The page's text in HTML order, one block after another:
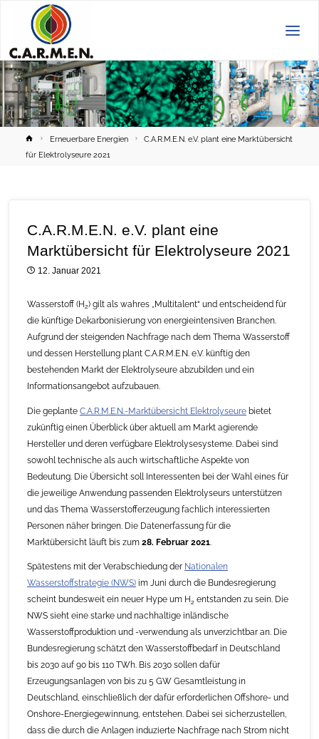
HomeErneuerbare Energien
C.A.R.M.E.N. e.V. plant eine Marktübersicht
für Elektrolyseure 2021
C.A.R.M.E.N. e.V. plant eine
Marktübersicht für Elektrolyseure 2021
12. Januar 2021
Wasserstoff (H2) gilt als wahres „Multitalent“ und entscheidend für
die künftige Dekarbonisierung von energieintensiven Branchen.
Aufgrund der steigenden Nachfrage nach dem Thema Wasserstoff
und dessen Herstellung plant C.A.R.M.E.N. e.V. künftig den
bestehenden Markt der Elektrolyseure abzubilden und ein
Informationsangebot aufzubauen.
Die geplanteC.A.R.M.E.N.-Marktübersicht Elektrolyseure bietet
zukünftig einen Überblick über aktuell am Markt agierende
Hersteller und deren verfügbare Elektrolysesysteme. Dabei sind
sowohl technische als auch wirtschaftliche Aspekte von
Bedeutung. Die Übersicht soll Interessenten bei der Wahl eines für
die jeweilige Anwendung passenden Elektrolyseurs unterstützen
und das Thema Wasserstofferzeugung fachlich interessierten
Personen näher bringen. Die Datenerfassung für die
Marktübersicht läuft bis zum28. Februar 2021
Spätestens mit der Verabschiedung der Nationalen
Wasserstoffstrategie (NWS) im Juni durch die Bundesregierung
scheint bundesweit ein neuer Hype um H2 entstanden zu sein. Die
NWS sieht eine starke und nachhaltige inländische
Wasserstoffproduktion und -verwendung als unverzichtbar an. Die
Bundesregierung schätzt den Wasserstoffbedarf in Deutschland
bis 2030 auf 90 bis 110 TWh. Bis 2030 sollen dafür
Erzeugungsanlagen von bis zu 5 GW Gesamtleistung in
Deutschland, einschließlich der dafür erforderlichen Offshore- und
Onshore-Energiegewinnung, entstehen. Dabei sei sicherzustellen,
dass die durch die Anlagen induzierte Nachfrage nach Strom nicht